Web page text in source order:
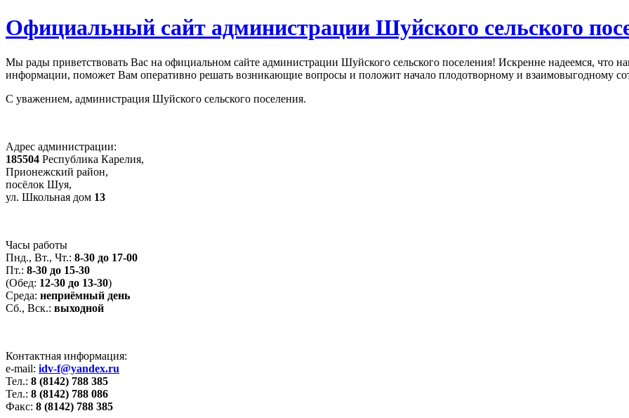
Официальный сайт администрации Шуйского сельского
Мы рады приветствовать Вас на официальном сайте администрации Шуйского сельского поселения! Искренне надеемся, что
информации, поможет Вам оперативно решать возникающие вопросы и положит начало плодотворному и взаимовыгодному
С уважением, администрация Шуйского сельского поселения.
Адрес администрации:
185504 Республика Карелия,
Прионежский район,
посёлок Шуя,
ул. Школьная дом 13
Часы работы
Пнд., Вт., Чт.: 8-30 до 17-00
Пт.: 8-30 до 15-30
(Обед: 12-30 до 13-30)
Среда: неприёмный день
Сб., Вск.: выходной
Контактная информация:
e-mail: idv-f@yandex.ru
Тел.: 8 (8142) 788 385
Тел.: 8 (8142) 788 086
Факс: 8 (8142) 788 385